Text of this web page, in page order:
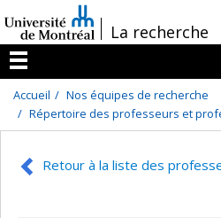
au
contenu
/La recherche
Menu
Accueil
Nos équipes de recherche
Répertoire des professeurs et
Retour à la liste des